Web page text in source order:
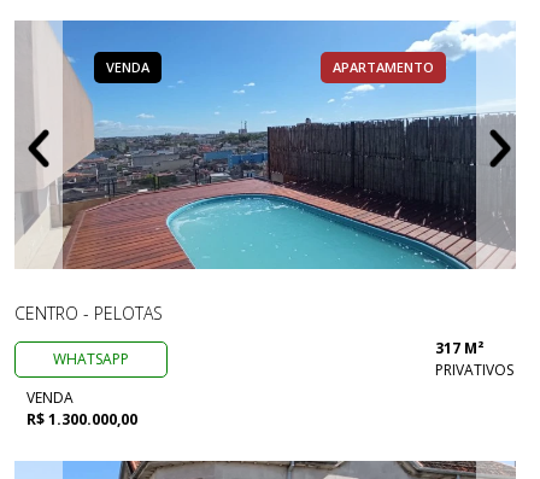
VENDA APARTAMENTO
CENTRO - PELOTAS
WHATSAPP
317 M²
PRIVATIVOS
VENDA
R$ 1.300.000,00